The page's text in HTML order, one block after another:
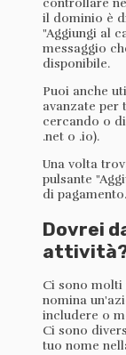
controllare
il dominio è
"Aggiungi al
messaggio
disponibile.
Puoi anche
avanzate
cercando o
.net o .io).
Una volta
pulsante
di
Dovrei
Ci sono
nomina
includere o
Ci sono
tuo nome